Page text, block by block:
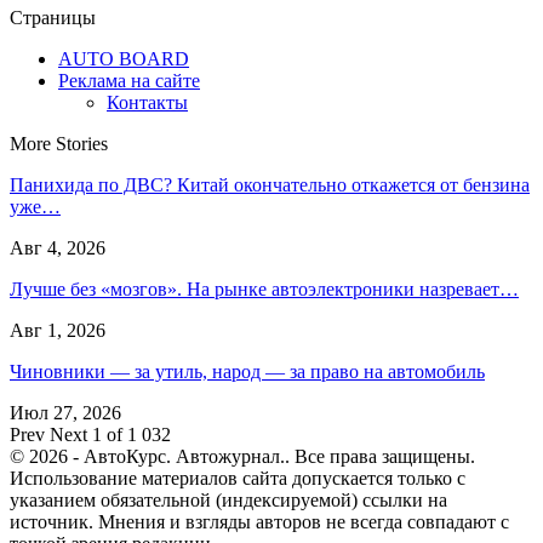
Страницы
AUTO BOARD
Реклама на сайте
Контакты
More Stories
Панихида по ДВС? Китай окончательно откажется от бензина
уже…
Авг 4, 2026
Лучше без «мозгов». На рынке автоэлектроники назревает…
Авг 1, 2026
Чиновники — за утиль, народ — за право на автомобиль
Июл 27, 2026
Prev Next 1 of 1 032
© 2026 - АвтоКурс. Автожурнал.. Все права защищены.
Использование материалов сайта допускается только с
указанием обязательной (индексируемой) ссылки на
источник. Мнения и взгляды авторов не всегда совпадают с